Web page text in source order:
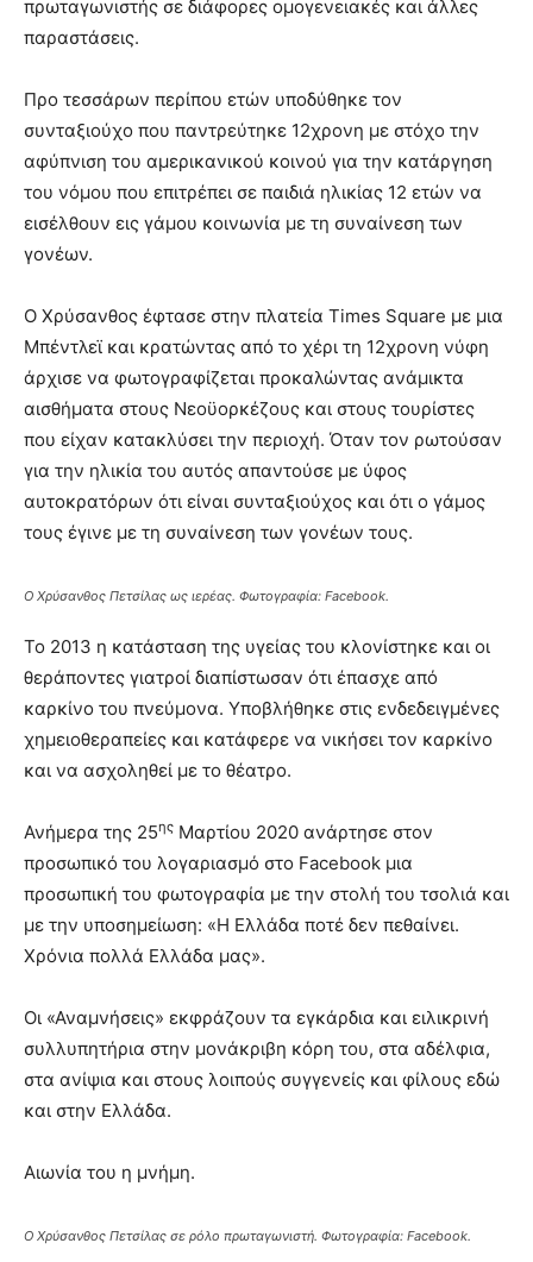
πρωταγωνιστής σε διάφορες ομογενειακές και άλλες
παραστάσεις.
Προ τεσσάρων περίπου ετών υποδύθηκε τον
συνταξιούχο που παντρεύτηκε 12χρονη με στόχο την
αφύπνιση του αμερικανικού κοινού για την κατάργηση
του νόμου που επιτρέπει σε παιδιά ηλικίας 12 ετών να
εισέλθουν εις γάμου κοινωνία με τη συναίνεση των
γονέων.
Ο Χρύσανθος έφτασε στην πλατεία Times Square με μια
Μπέντλεϊ και κρατώντας από το χέρι τη 12χρονη νύφη
άρχισε να φωτογραφίζεται προκαλώντας ανάμικτα
αισθήματα στους Νεοϋορκέζους και στους τουρίστες
που είχαν κατακλύσει την περιοχή. Όταν τον ρωτούσαν
για την ηλικία του αυτός απαντούσε με ύφος
αυτοκρατόρων ότι είναι συνταξιούχος και ότι ο γάμος
τους έγινε με τη συναίνεση των γονέων τους.
Ο Χρύσανθος Πετσίλας ως ιερέας. Φωτογραφία: Facebook.
Το 2013 η κατάσταση της υγείας του κλονίστηκε και οι
θεράποντες γιατροί διαπίστωσαν ότι έπασχε από
καρκίνο του πνεύμονα. Υποβλήθηκε στις ενδεδειγμένες
χημειοθεραπείες και κατάφερε να νικήσει τον καρκίνο
και να ασχοληθεί με το θέατρο.
Ανήμερα της 25ης Μαρτίου 2020 ανάρτησε στον
προσωπικό του λογαριασμό στο Facebook μια
προσωπική του φωτογραφία με την στολή του τσολιά και
με την υποσημείωση: «Η Ελλάδα ποτέ δεν πεθαίνει.
Χρόνια πολλά Ελλάδα μας».
Οι «Αναμνήσεις» εκφράζουν τα εγκάρδια και ειλικρινή
συλλυπητήρια στην μονάκριβη κόρη του, στα αδέλφια,
στα ανίψια και στους λοιπούς συγγενείς και φίλους εδώ
και στην Ελλάδα.
Αιωνία του η μνήμη.
Ο Χρύσανθος Πετσίλας σε ρόλο πρωταγωνιστή. Φωτογραφία: Facebook.